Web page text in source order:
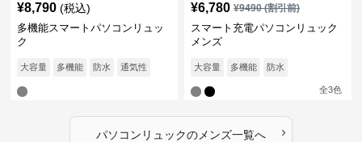
¥8,790 (税込)
多機能スマートパソコンリュッ
ク
大容量 多機能 防水 通気性
¥6,780 ¥9490(割引前)
スマート充電パソコンリュック
メンズ
大容量 多機能 防水
全3色
パソコンリュックのメンズ一覧へ ›